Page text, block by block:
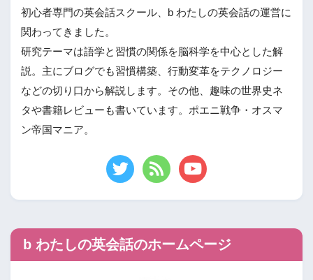
初心者専門の英会話スクール、b わたしの英会話の運営に
関わってきました。
研究テーマは語学と習慣の関係を脳科学を中心とした解
説。主にブログでも習慣構築、行動変革をテクノロジー
などの切り口から解説します。その他、趣味の世界史ネ
タや書籍レビューも書いています。ポエニ戦争・オスマ
ン帝国マニア。
b わたしの英会話のホームページ